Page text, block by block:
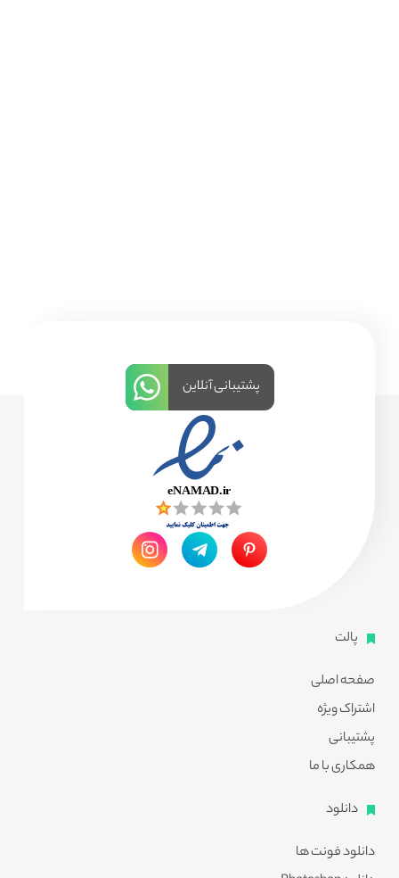
پالت
صفحه اصلی
اشتراک ویژه
پشتیبانی
همکاری با ما
دانلود
دانلود فونت ها
پشتیبانی آنلاین